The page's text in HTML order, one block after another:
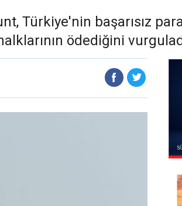
Türkiye'nin başarısız
ödediğini